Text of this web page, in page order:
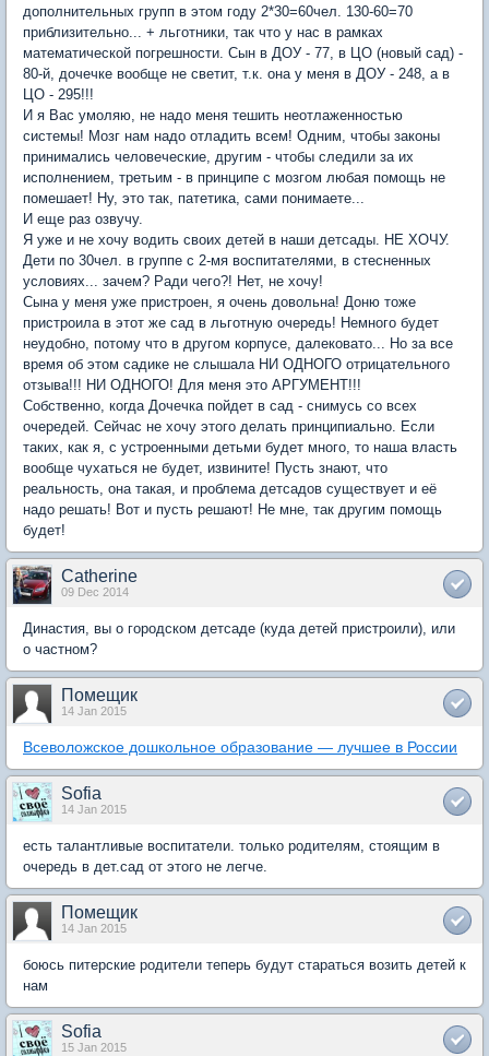
дополнительных групп в этом году 2*30=60чел. 130-60=70
приблизительно... + льготники, так что у нас в рамках
математической погрешности. Сын в ДОУ - 77, в ЦО (новый сад) -
80-й, дочечке вообще не светит, т.к. она у меня в ДОУ - 248, а в
ЦО - 295!!!
И я Вас умоляю, не надо меня тешить неотлаженностью
системы! Мозг нам надо отладить всем! Одним, чтобы законы
принимались человеческие, другим - чтобы следили за их
исполнением, третьим - в принципе с мозгом любая помощь не
помешает! Ну, это так, патетика, сами понимаете...
И еще раз озвучу.
Я уже и не хочу водить своих детей в наши детсады. НЕ ХОЧУ.
Дети по 30чел. в группе с 2-мя воспитателями, в стесненных
условиях... зачем? Ради чего?! Нет, не хочу!
Сына у меня уже пристроен, я очень довольна! Доню тоже
пристроила в этот же сад в льготную очередь! Немного будет
неудобно, потому что в другом корпусе, далековато... Но за все
время об этом садике не слышала НИ ОДНОГО отрицательного
отзыва!!! НИ ОДНОГО! Для меня это АРГУМЕНТ!!!
Собственно, когда Дочечка пойдет в сад - снимусь со всех
очередей. Сейчас не хочу этого делать принципиально. Если
таких, как я, с устроенными детьми будет много, то наша власть
вообще чухаться не будет, извините! Пусть знают, что
реальность, она такая, и проблема детсадов существует и её
надо решать! Вот и пусть решают! Не мне, так другим помощь
будет!
Catherine
09 Dec 2014
Династия, вы о городском детсаде (куда детей пристроили), или
о частном?
Помещик
14 Jan 2015
Всеволожское дошкольное образование — лучшее в России
Sofia
14 Jan 2015
есть талантливые воспитатели. только родителям, стоящим в
очередь в дет.сад от этого не легче.
Помещик
14 Jan 2015
боюсь питерские родители теперь будут стараться возить детей к
нам
Sofia
15 Jan 2015